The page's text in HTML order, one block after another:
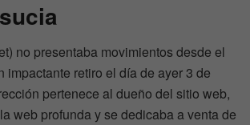
no presentaba movimientos desde el
impactante retiro el día de ayer 3 de
pertenece al dueño del sitio web,
web profunda y se dedicaba a venta de